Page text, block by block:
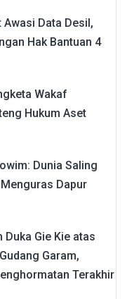
Awasi Data Desil,
Hak Bantuan 4
Wakaf
Hukum Aset
Dunia Saling
Dapur
Duka Gie Kie atas
Garam,
Terakhir